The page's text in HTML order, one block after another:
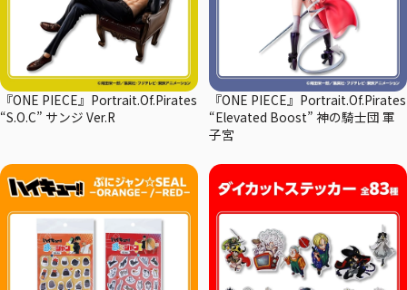
『ONE PIECE』Portrait.Of.Pirates
“S.O.C” サンジ Ver.R
『ONE PIECE』Portrait.Of.Pirates
“Elevated Boost” 神の騎士団 軍
子宮